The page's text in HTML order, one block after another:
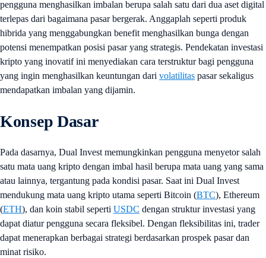
pengguna menghasilkan imbalan berupa salah satu dari dua aset digital
terlepas dari bagaimana pasar bergerak. Anggaplah seperti produk
hibrida yang menggabungkan benefit menghasilkan bunga dengan
potensi menempatkan posisi pasar yang strategis. Pendekatan investasi
kripto yang inovatif ini menyediakan cara terstruktur bagi pengguna
yang ingin menghasilkan keuntungan dari volatilitas pasar sekaligus
mendapatkan imbalan yang dijamin.
Konsep Dasar
Pada dasarnya, Dual Invest memungkinkan pengguna menyetor salah
satu mata uang kripto dengan imbal hasil berupa mata uang yang sama
atau lainnya, tergantung pada kondisi pasar. Saat ini Dual Invest
mendukung mata uang kripto utama seperti Bitcoin (BTC), Ethereum
(ETH), dan koin stabil seperti USDC dengan struktur investasi yang
dapat diatur pengguna secara fleksibel. Dengan fleksibilitas ini, trader
dapat menerapkan berbagai strategi berdasarkan prospek pasar dan
minat risiko.